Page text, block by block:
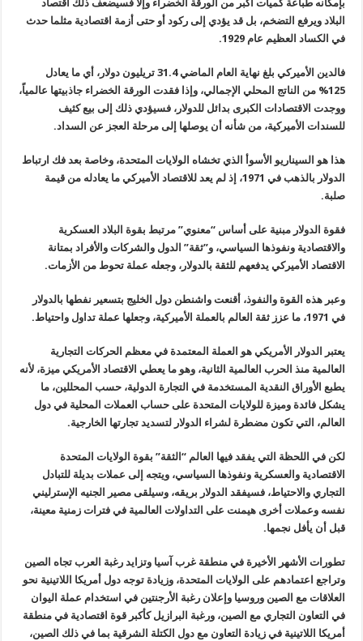
بإمكانه طباعة كميات أكبر من الورقة الخضراء وإلا فسيضعف ذلك اقتصاد
البلاد ويرفع التضخم، بل قد يؤدي إلى ركود أو حتى أزمة اقتصادية مثلما حدث
في الكساد العظيم عام 1929
.
فالدين الأميركي بلغ نهاية العام الماضي 31.4 تريليون دولار، أي ما يعادل
125% من الناتج المحلي الإجمالي، وإذا فقدت الورقة الخضراء جاذبيتها عالمياً،
ووجدت الاقتصادات الكبرى بدائل للدولار، فسيؤدي ذلك إلى بيع كثيف
للسندات الأميركية، من شأنه أن يوصلها إلى مرحلة العجز عن السداد.
هذا هو السيناريو الأسوأ الذي تخشاه الولايات المتحدة، وخاصة بعد فك ارتباط
الدولار بالذهب في 1971، إذ لم يعد للاقتصاد الأميركي ما يعادله من قيمة
صلبة.
فقوة الدولار مبنية على أساس “معنوي” مرتبط بقوة البلاد العسكرية
والاقتصادية ونفوذها السياسي، و”ثقة” الدول والشركات والأفراد بمتانة
الاقتصاد الأميركي يدفعهم للثقة بالدولار، وجعله عملة تحوط من الأزمات.
وعبر هذه القوة والنفوذ، أقنعت واشنطن دول الخليج بتسعير نفطها بالدولار
في 1971، ما عزز ثقة العالم بالعملة الأميركية، وجعلها عملة تداول واحتياط
.
يعتبر الدولار الأمريكي هو العملة المعتمدة في معظم الحركات التجارية
العالمية منذ الحرب العالمية الثانية، وهو ما يعطي الاقتصاد الأمريكي ميزة، لأنه
يطبع الأوراق النقدية المستخدمة في التجارة الدولية، حسب المحللين، ما
يشكل فائدة وميزة للولايات المتحدة على حساب العملات المحلية في دول
العالم، التي تكون مضطرة لشراء الدولار لتسديد تجارتها الخارجية.
لكن في اللحظة التي يفقد فيها العالم “الثقة” بقوة الولايات المتحدة
الاقتصادية والعسكرية ونفوذها السياسي، ويتجه إلى عملات بديلة للتبادل
التجاري والاحتياط، فسيفقد الدولار بريقه، وسيلقى مصير الجنيه الإسترليني
نفسه وعملات أخرى هيمنت على التداولات العالمية في فترات زمنية معينة،
قبل أن يأفل نجمها.
تطورات الأشهر الأخيرة في منطقة غرب آسيا وتزايد رغبة العرب تجاه الصين
وتراجع اعتمادهم على الولايات المتحدة، وزيادة توجه دول أمريكا اللاتينية نحو
العلاقات مع الصين وروسيا وإعلان رغبة الأرجنتين في استخدام عملة اليوان
في التعاون التجاري مع الصين، ورغبة البرازيل كأكبر قوة اقتصادية في منطقة
أمريكا اللاتينية في زيادة التعاون مع دول الكتلة الشرقية بما في ذلك الصين،